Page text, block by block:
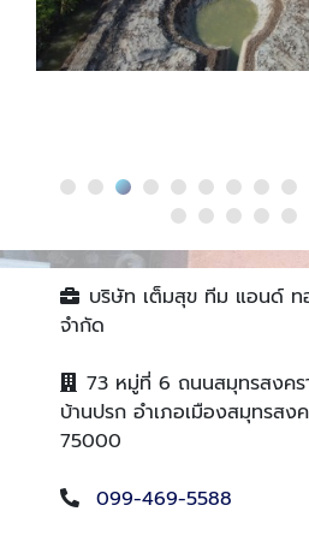
บริษัท เต็มสุข ทีม แอนด์
จำกัด
73 หมู่ที่ 6 ถนนสมุทรสงค
บ้านปรก อำเภอเมืองสมุทรสง
75000
099-469-5588